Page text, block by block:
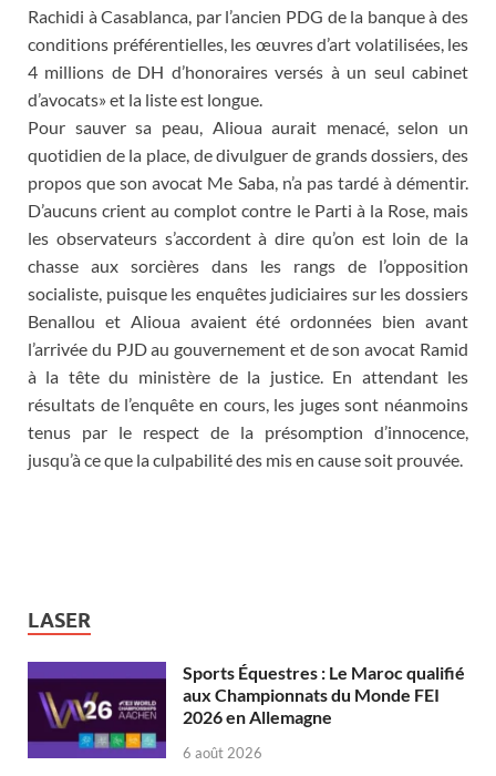
Rachidi à Casablanca, par l’ancien PDG de la banque à des
conditions préférentielles, les œuvres d’art volatilisées, les
4 millions de DH d’honoraires versés à un seul cabinet
d’avocats» et la liste est longue.
Pour sauver sa peau, Alioua aurait menacé, selon un
quotidien de la place, de divulguer de grands dossiers, des
propos que son avocat Me Saba, n’a pas tardé à démentir.
D’aucuns crient au complot contre le Parti à la Rose, mais
les observateurs s’accordent à dire qu’on est loin de la
chasse aux sorcières dans les rangs de l’opposition
socialiste, puisque les enquêtes judiciaires sur les dossiers
Benallou et Alioua avaient été ordonnées bien avant
l’arrivée du PJD au gouvernement et de son avocat Ramid
à la tête du ministère de la justice. En attendant les
résultats de l’enquête en cours, les juges sont néanmoins
tenus par le respect de la présomption d’innocence,
jusqu’à ce que la culpabilité des mis en cause soit prouvée.
LASER
Sports Équestres : Le Maroc qualifié
aux Championnats du Monde FEI
2026 en Allemagne
6 août 2026